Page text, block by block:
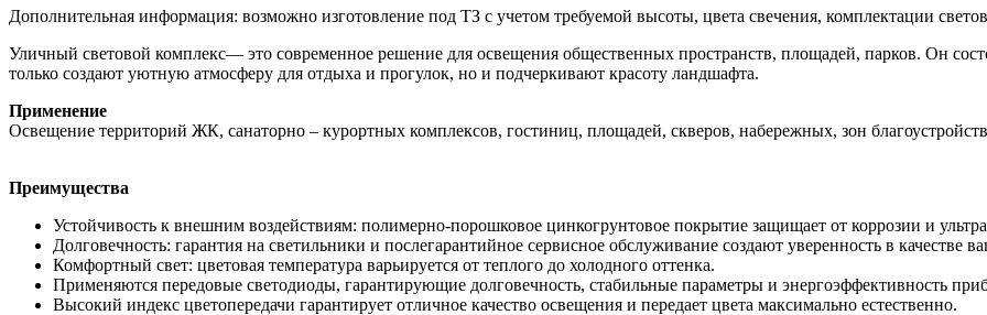
Дополнительная информация: возможно изготовление под ТЗ с учетом требуемой высоты, цвета свечения, комплектации
Уличный световой комплекс— это современное решение для освещения общественных пространств, площадей, парков. Он
только создают уютную атмосферу для отдыха и прогулок, но и подчеркивают красоту ландшафта.
Применение
Освещение территорий ЖК, санаторно – курортных комплексов, гостиниц, площадей, скверов, набережных, зон
Преимущества
Устойчивость к внешним воздействиям: полимерно-порошковое цинкогрунтовое покрытие защищает от коррозии и
Долговечность: гарантия на светильники и послегарантийное сервисное обслуживание создают уверенность в качестве
Комфортный свет: цветовая температура варьируется от теплого до холодного оттенка.
Применяются передовые светодиоды, гарантирующие долговечность, стабильные параметры и энергоэффективность
Высокий индекс цветопередачи гарантирует отличное качество освещения и передает цвета максимально естественно.